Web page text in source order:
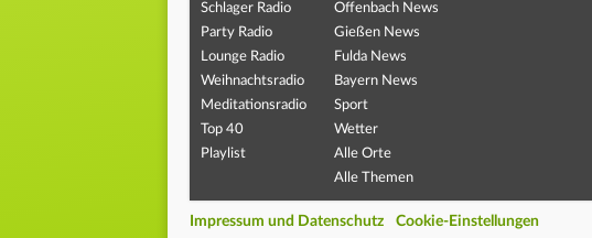
Schlager Radio
Party Radio
Lounge Radio
Weihnachtsradio
Meditationsradio
Top 40
Playlist
Offenbach News
Gießen News
Fulda News
Bayern News
Sport
Wetter
Alle Orte
Alle Themen
Impressum und Datenschutz Cookie-Einstellungen